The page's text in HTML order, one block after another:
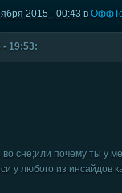
2015 - 00:43 в
- 19:53:
во сне;или почему ты
у любого из инсайдов